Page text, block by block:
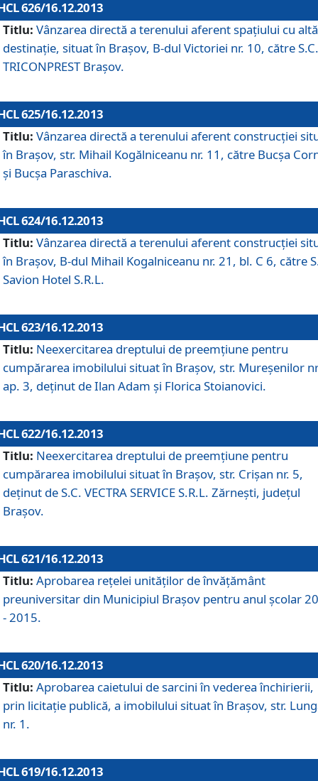
626/16.12.2013
Titlu: Vânzarea directă a terenului aferent spaţiului cu altă
destinaţie, situat în Braşov, B-dul Victoriei nr. 10, către S.C.
TRICONPREST Braşov.
625/16.12.2013
Titlu: Vânzarea directă a terenului aferent construcţiei
în Braşov, str. Mihail Kogălniceanu nr. 11, către Bucşa
şi Bucşa Paraschiva.
624/16.12.2013
Titlu: Vânzarea directă a terenului aferent construcţiei
în Braşov, B-dul Mihail Kogalniceanu nr. 21, bl. C 6, către
Savion Hotel S.R.L.
623/16.12.2013
Titlu: Neexercitarea dreptului de preemţiune pentru
cumpărarea imobilului situat în Braşov, str. Mureşenilor
ap. 3, deţinut de Ilan Adam şi Florica Stoianovici.
622/16.12.2013
Titlu: Neexercitarea dreptului de preemţiune pentru
cumpărarea imobilului situat în Braşov, str. Crişan nr. 5,
deţinut de S.C. VECTRA SERVICE S.R.L. Zărneşti, judeţul
Braşov.
621/16.12.2013
Titlu: Aprobarea reţelei unităţilor de învăţământ
preuniversitar din Municipiul Braşov pentru anul şcolar
- 2015.
620/16.12.2013
Titlu: Aprobarea caietului de sarcini în vederea închirierii,
prin licitaţie publică, a imobilului situat în Braşov, str.
nr. 1.
619/16.12.2013